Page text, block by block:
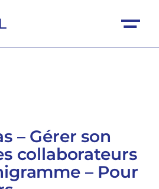
– Gérer son
collaborateurs
– Pour